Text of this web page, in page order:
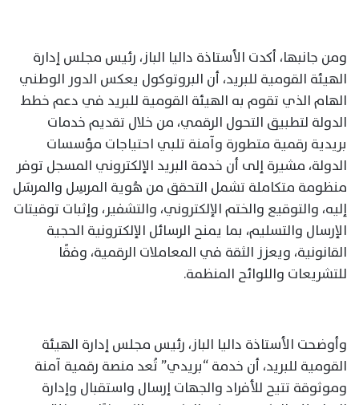
ومن جانبها، أكدت الأستاذة داليا الباز، رئيس مجلس إدارة
الهيئة القومية للبريد، أن البروتوكول يعكس الدور الوطني
الهام الذي تقوم به الهيئة القومية للبريد في دعم خطط
الدولة لتطبيق التحول الرقمي، من خلال تقديم خدمات
بريدية رقمية متطورة وآمنة تلبي احتياجات مؤسسات
الدولة، مشيرة إلى أن خدمة البريد الإلكتروني المسجل توفر
منظومة متكاملة تشمل التحقق من هُوية المرسِل والمرسَل
إليه، والتوقيع والختم الإلكتروني، والتشفير، وإثبات توقيتات
الإرسال والتسليم، بما يمنح الرسائل الإلكترونية الحجية
القانونية، ويعزز الثقة في المعاملات الرقمية، وفقًا
للتشريعات واللوائح المنظمة.
وأوضحت الأستاذة داليا الباز، رئيس مجلس إدارة الهيئة
القومية للبريد، أن خدمة “بريدي” تُعد منصة رقمية آمنة
وموثوقة تتيح للأفراد والجهات إرسال واستقبال وإدارة